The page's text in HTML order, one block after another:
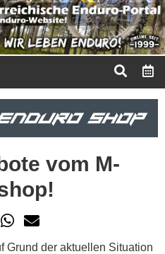
vom M-
Grund der aktuellen Situation